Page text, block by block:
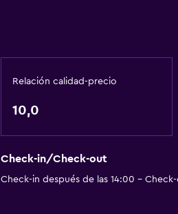
Relación calidad-precio
10,0
Check-in/Check-out
Check-in después de las 14:00 -